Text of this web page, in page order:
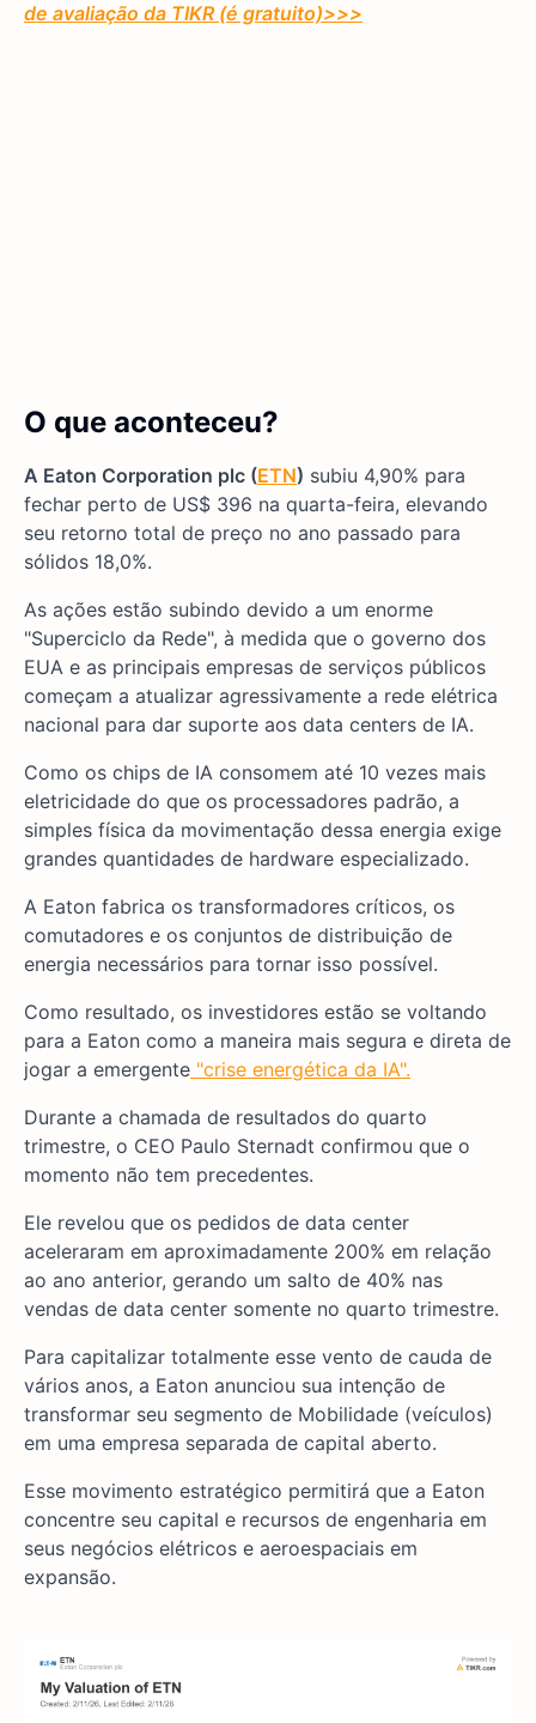
de avaliação da TIKR (é gratuito)>>>
O que aconteceu?
A Eaton Corporation plc (ETN) subiu 4,90% para
fechar perto de US$ 396 na quarta-feira, elevando
seu retorno total de preço no ano passado para
sólidos 18,0%.
As ações estão subindo devido a um enorme
"Superciclo da Rede", à medida que o governo dos
EUA e as principais empresas de serviços públicos
começam a atualizar agressivamente a rede elétrica
nacional para dar suporte aos data centers de IA.
Como os chips de IA consomem até 10 vezes mais
eletricidade do que os processadores padrão, a
simples física da movimentação dessa energia exige
grandes quantidades de hardware especializado.
A Eaton fabrica os transformadores críticos, os
comutadores e os conjuntos de distribuição de
energia necessários para tornar isso possível.
Como resultado, os investidores estão se voltando
para a Eaton como a maneira mais segura e direta de
jogar a emergente "crise energética da IA".
Durante a chamada de resultados do quarto
trimestre, o CEO Paulo Sternadt confirmou que o
momento não tem precedentes.
Ele revelou que os pedidos de data center
aceleraram em aproximadamente 200% em relação
ao ano anterior, gerando um salto de 40% nas
vendas de data center somente no quarto trimestre.
Para capitalizar totalmente esse vento de cauda de
vários anos, a Eaton anunciou sua intenção de
transformar seu segmento de Mobilidade (veículos)
em uma empresa separada de capital aberto.
Esse movimento estratégico permitirá que a Eaton
concentre seu capital e recursos de engenharia em
seus negócios elétricos e aeroespaciais em
expansão.